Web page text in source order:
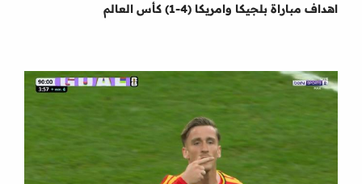
اهداف مباراة بلجيكا وامريكا (4-1) كأس العالم